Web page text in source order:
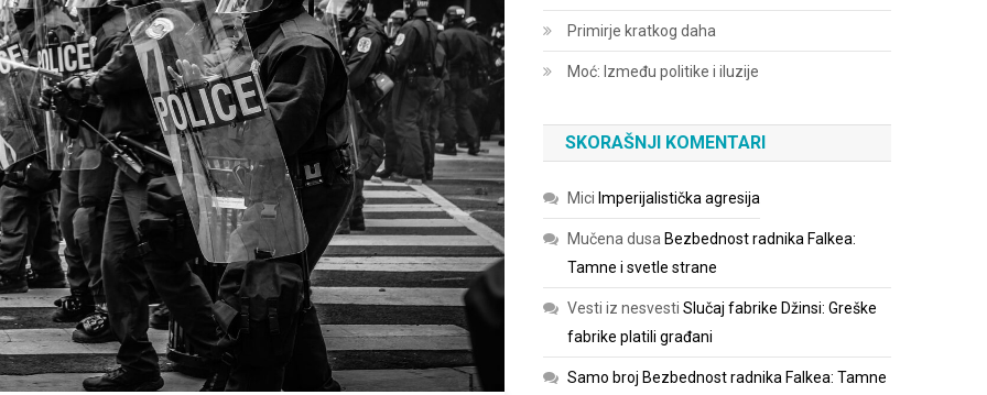
Primirje kratkog daha
Moć: Između politike i iluzije
SKORAŠNJI KOMENTARI
Mici Imperijalistička agresija
Mučena dusa Bezbednost radnika Falkea:
Tamne i svetle strane
Vesti iz nesvesti Slučaj fabrike Džinsi: Greške
fabrike platili građani
Samo broj Bezbednost radnika Falkea: Tamne